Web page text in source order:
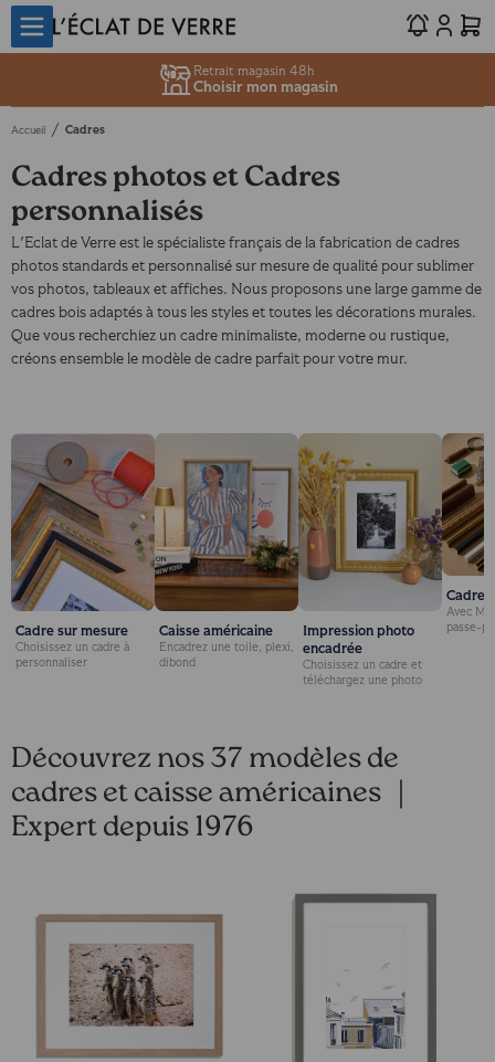
Retrait magasin 48h
Choisir mon magasin
Accueil / Cadres
Cadres photos et Cadres
personnalisés
L'Eclat de Verre est le spécialiste français de la fabrication de cadres
photos standards et personnalisé sur mesure de qualité pour sublimer
vos photos, tableaux et affiches. Nous proposons une large gamme de
cadres bois adaptés à tous les styles et toutes les décorations murales.
Que vous recherchiez un cadre minimaliste, moderne ou rustique,
créons ensemble le modèle de cadre parfait pour votre mur.
Cadre sur mesure
Choisissez un cadre à
personnaliser
Caisse américaine
Encadrez une toile, plexi,
dibond
Impression photo
encadrée
Choisissez un cadre et
téléchargez une photo
Cadre
Avec
passe-
Découvrez nos 37 modèles de
cadres et caisse américaines ｜
Expert depuis 1976